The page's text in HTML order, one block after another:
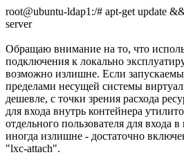
root@ubuntu-ldap1:/# apt-get update
server
Обращаю внимание на то, что
подключения к локально
возможно излишне. Если
пределами несущей системы
дешевле, с точки зрения расхода
для входа внутрь контейнера
отдельного пользователя для входа в
иногда излишне - достаточно
"lxc-attach".